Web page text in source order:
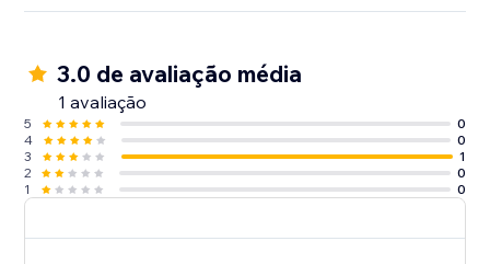
3.0 de avaliação média
1 avaliação
5
0
4
0
3
1
2
0
1
0